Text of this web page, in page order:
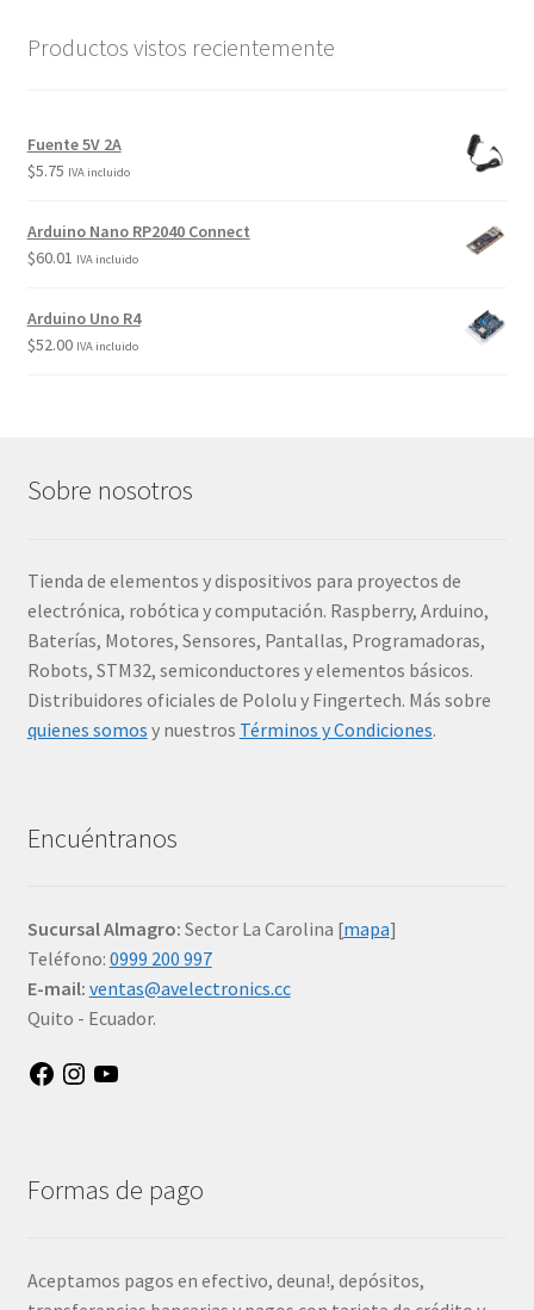
Productos vistos recientemente
Fuente 5V 2A
$5.75 IVA incluido
Arduino Nano RP2040 Connect
$60.01 IVA incluido
Arduino Uno R4
$52.00 IVA incluido
Sobre nosotros
Tienda de elementos y dispositivos para proyectos de
electrónica, robótica y computación. Raspberry, Arduino,
Baterías, Motores, Sensores, Pantallas, Programadoras,
Robots, STM32, semiconductores y elementos básicos.
Distribuidores oficiales de Pololu y Fingertech. Más sobre
quienes somos y nuestros Términos y Condiciones.
Encuéntranos
Sucursal Almagro: Sector La Carolina [mapa]
Teléfono: 0999 200 997
E-mail: ventas@avelectronics.cc
Quito - Ecuador.
FacebookInstagram
Formas de pago
Aceptamos pagos en efectivo, deuna!, depósitos,